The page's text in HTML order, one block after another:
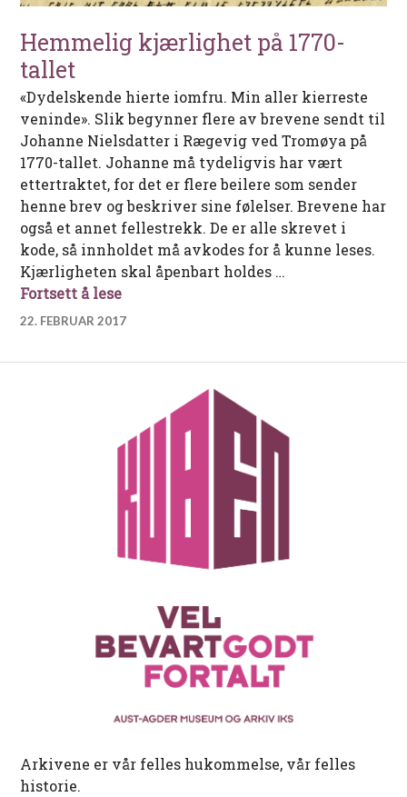
Hemmelig kjærlighet på 1770-
tallet
«Dydelskende hierte iomfru. Min aller kierreste
veninde». Slik begynner flere av brevene sendt til
Johanne Nielsdatter i Rægevig ved Tromøya på
1770-tallet. Johanne må tydeligvis har vært
ettertraktet, for det er flere beilere som sender
henne brev og beskriver sine følelser. Brevene har
også et annet fellestrekk. De er alle skrevet i
kode, så innholdet må avkodes for å kunne leses.
Kjærligheten skal åpenbart holdes …
Fortsett å leseHemmelig kjærlighet på 1770-tallet
22. FEBRUAR 2017
Arkivene er vår felles hukommelse, vår felles
historie.